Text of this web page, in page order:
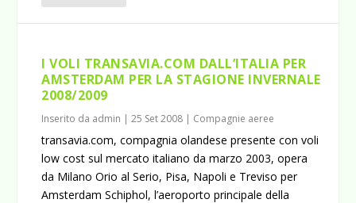
I VOLI TRANSAVIA.COM DALL’ITALIA PER
AMSTERDAM PER LA STAGIONE INVERNALE
2008/2009
Inserito da admin |25 Set 2008 | Compagnie aeree
transavia.com, compagnia olandese presente con voli
low cost sul mercato italiano da marzo 2003, opera
da Milano Orio al Serio, Pisa, Napoli e Treviso per
Amsterdam Schiphol, l’aeroporto principale della